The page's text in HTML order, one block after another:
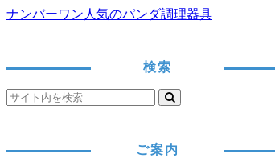
ナンバーワン人気のパンダ調理器具
検索
ご案内